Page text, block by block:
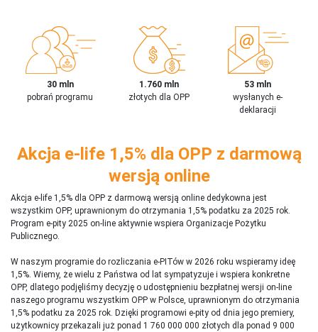
30 mln
pobrań programu
1.760 mln
złotych dla OPP
53 mln
wysłanych e-
deklaracji
Akcja e-life 1,5% dla OPP z darmową
wersją online
Akcja e-life 1,5% dla OPP z darmową wersją online dedykowna jest
wszystkim OPP, uprawnionym do otrzymania 1,5% podatku za 2025 rok.
Program e-pity 2025 on-line aktywnie wspiera Organizacje Pożytku
Publicznego.
W naszym programie do rozliczania e-PITów w 2026 roku wspieramy ideę
1,5%. Wiemy, że wielu z Państwa od lat sympatyzuje i wspiera konkretne
OPP, dlatego podjęliśmy decyzję o udostępnieniu bezpłatnej wersji on-line
naszego programu wszystkim OPP w Polsce, uprawnionym do otrzymania
1,5% podatku za 2025 rok. Dzięki programowi e-pity od dnia jego premiery,
użytkownicy przekazali już ponad 1 760 000 000 złotych dla ponad 9 000